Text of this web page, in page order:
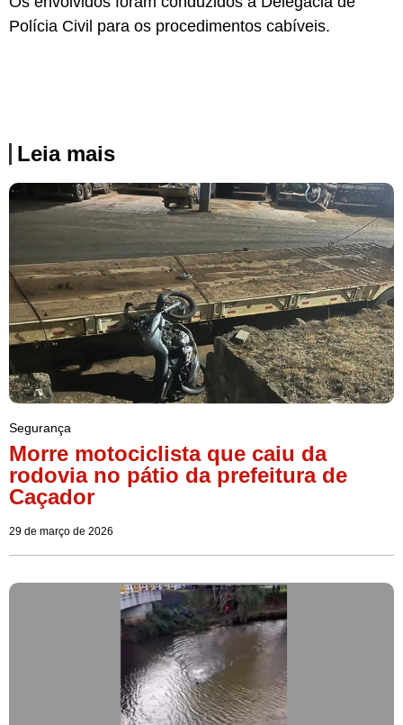
Polícia Civil para os procedimentos cabíveis.
Leia mais
Segurança
Morre motociclista que caiu da
rodovia no pátio da prefeitura de
Caçador
29 de março de 2026